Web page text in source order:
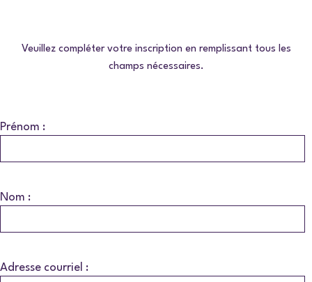
Veuillez compléter votre inscription en remplissant tous les
champs nécessaires.
Prénom :
Nom :
Adresse courriel :